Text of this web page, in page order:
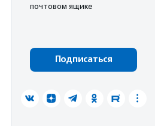
почтовом ящике
Подписаться